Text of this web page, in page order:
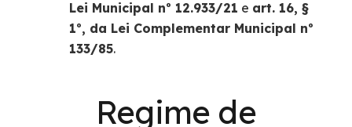
Lei Municipal nº 12.933/21 e art. 16, §
1º, da Lei Complementar Municipal nº
133/85.
Regime de